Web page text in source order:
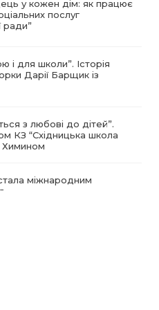
у кожен дім: як працює
послуг
ради”
і для школи”. Історія
Дарії Барщик із
з любові до дітей”.
КЗ “Східницька школа
Химином
міжнародним
сили духу,